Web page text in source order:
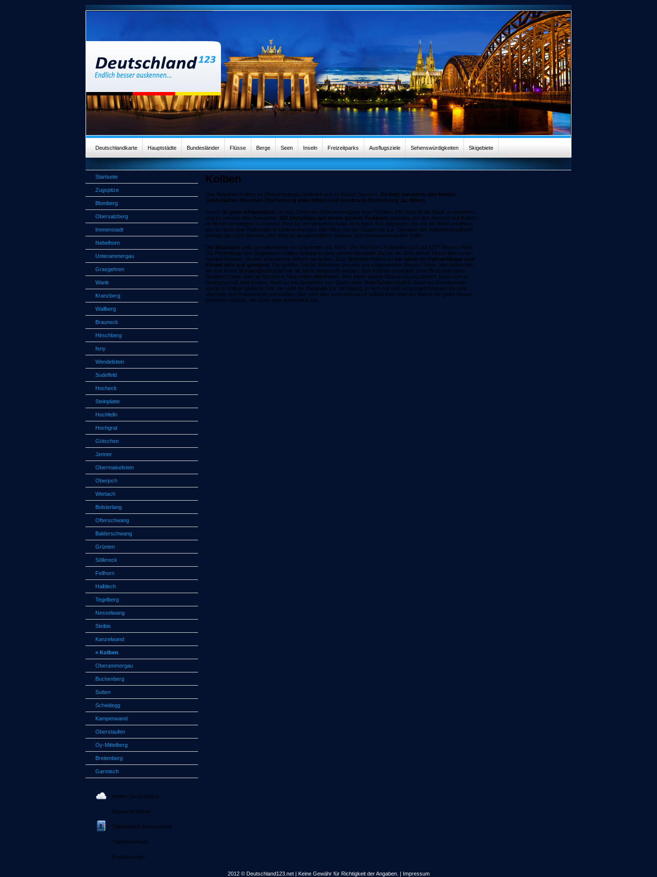
Deutschlandkarte Hauptstädte Bundesländer Flüsse Berge Seen Inseln Freizeitparks Ausflugsziele Sehenswürdigkeiten Skigebiete
Startseite
Zugspitze
Blomberg
Obersalzberg
Immenstadt
Nebelhorn
Unterammergau
Grasgehren
Wank
Kranzberg
Wallberg
Brauneck
Hirschberg
Isny
Wendelstein
Sudelfeld
Hocheck
Steinplatte
Hochfelln
Hochgrat
Götschen
Jenner
Obermaiselstein
Oberjoch
Wertach
Bolsterlang
Ofterschwang
Balderschwang
Grünten
Söllereck
Fellhorn
Halblech
Tegelberg
Nesselwang
Steibis
Kanzelwand
» Kolben
Oberammergau
Buchenberg
Sutten
Scheidegg
Kampenwand
Oberstaufen
Oy-Mittelberg
Breitenberg
Garmisch
Wetter Deutschland
Deutsche Börse
Telefonbuch Deutschland
Telefonvorwahl
Postleitzahlen
Kolben
Das Skigebiet Kolben im Oberammergau befindet sich im Süden Bayerns. Es liegt zwischen den beiden
Großstädten München (Entfernung etwa 90km) und Innsbruck (Entfernung ca. 80km).
Durch die gute Infrastruktur , ist das Erreichen Oberammergaus kein Problem. Per Auto ist die Stadt zu erreichen
und es werden den Reisenden 500 Stellplätze auf einem großen Parkplatz geboten, um den Ansturm auf Kolben
im Winter bewältigen zu können ohne für ein Verkehrschaos zu sorgen. Für diejenigen, die mit der Bahn anreisen,
gibt es auch eine Haltestelle in Oberammergau. Der Weg von der Station bis zur Talstation der Kolbensesselbahn
beträgt nur zehn Minuten. Der Weg ist ausgeschildert, sodass sich niemand verlaufen sollte.
Die Skisaison geht normalerweise von Dezember bis März. Der höchste Lift befindet sich auf 1270 Metern Höhe.
Die Pistenlänge des Skigebietes Kolben beträgt in etwa sieben Kilometer. Da um die 80% dieser Pisten beschneit
werden können, ist eine angenehme Abfahrt garantiert. Das Skigebiet Kolben ist vor allem für Fahranfänger und
Kinder sehr gut geeignet . Der größte Teil der Abfahrten besteht aus sogenannten Blauen Pisten, also Abfahrten,
die von ihrem Schwierigkeitsgrad her als leicht eingestuft werden. Dort können ungeübte ohne Bedenken dem
Skisport frönen oder an Kursen in Skischulen teilnehmen. Wer keine eigene Skiausrüstung besitzt, kann sich im
Sportgeschäft eine kaufen. Auch ist das Ausleihen von Skiern oder Skischuhen möglich. Auch an Snowboarder
wurde in Kolben gedacht. Für sie steht ein Funpark zur Verfügung, in dem sie sich vergnügen können. Es sind
ebenfalls drei Restaurants vorhanden. Wer sich also zwischendurch aufwärmen oder am Abend ein gutes Essen
genießen möchte, der kann dies problemlos tun.
2012 © Deutschland123.net | Keine Gewähr für Richtigkeit der Angaben. | Impressum